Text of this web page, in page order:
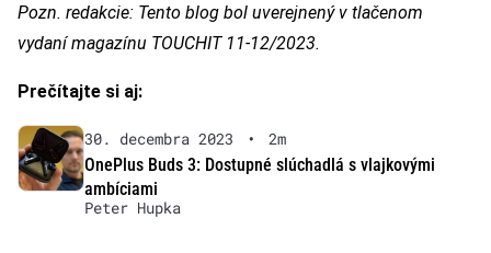
Pozn. redakcie: Tento blog bol uverejnený v tlačenom
vydaní magazínu TOUCHIT 11-12/2023.
Prečítajte si aj:
30. decembra 2023 •
2m
OnePlus Buds 3: Dostupné slúchadlá s vlajkovými
ambíciami
Peter Hupka